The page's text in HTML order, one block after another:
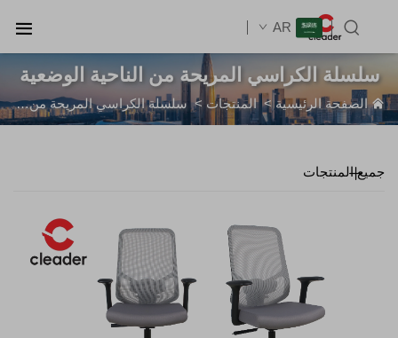
AR
سلسلة الكراسي المريحة من الناحية الوضعية
الصفحة الرئيسية >المنتجات > سلسلة الكراسي المريحة من الناحية الوضعية
جميع المنتجات